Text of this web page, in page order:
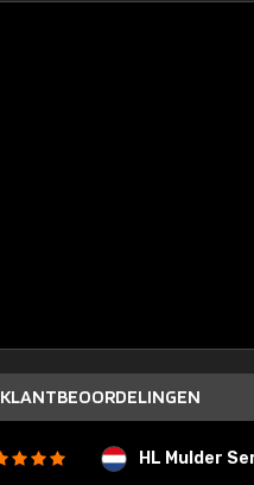
KLANTBEOORDELINGEN
HL Mulder Services